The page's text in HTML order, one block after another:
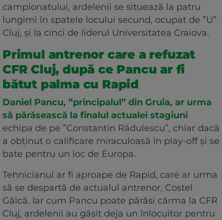
campionatului, ardelenii se situează la patru
lungimi în spatele locului secund, ocupat de ”U”
Cluj, și la cinci de liderul Universitatea Craiova.
Primul antrenor care a refuzat
CFR Cluj, după ce Pancu ar fi
bătut palma cu Rapid
Daniel Pancu, ”principalul” din Gruia, ar urma
să părăsească la finalul actualei stagiuni
echipa de pe ”Constantin Rădulescu”, chiar dacă
a obținut o calificare miraculoasă în play-off și se
bate pentru un loc de Europa.
Tehnicianul ar fi aproape de Rapid, care ar urma
să se despartă de actualul antrenor, Costel
Gâlcă. Iar cum Pancu poate părăsi cârma la CFR
Cluj, ardelenii au găsit deja un înlocuitor pentru